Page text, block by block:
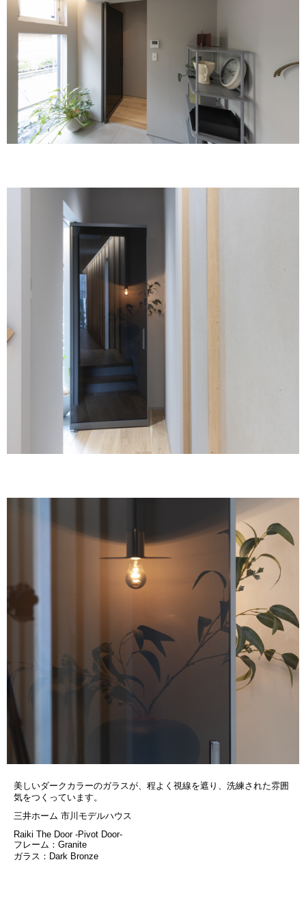
美しいダークカラーのガラスが、程よく視線を遮り、洗練された雰囲
気をつくっています。
三井ホーム 市川モデルハウス
Raiki The Door -Pivot Door-
フレーム：Granite
ガラス：Dark Bronze